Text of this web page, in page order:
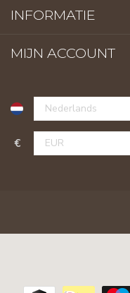
INFORMATIE
MIJN ACCOUNT
€